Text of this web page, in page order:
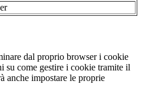
dal proprio browser i cookie
su come gestire i cookie tramite il
anche impostare le proprie